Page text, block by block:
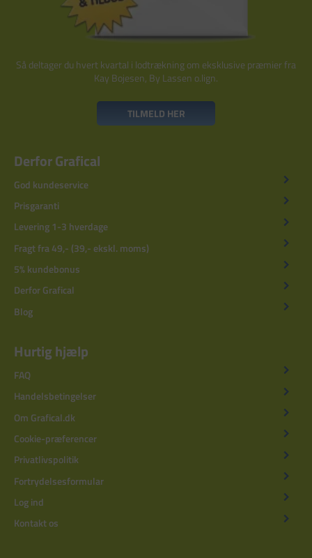
Så deltager du hvert kvartal i lodtrækning om eksklusive præmier fra
Kay Bojesen, By Lassen o.lign.
TILMELD HER
Derfor Grafical
God kundeservice
Prisgaranti
Levering 1-3 hverdage
Fragt fra 49,- (39,- ekskl. moms)
5% kundebonus
Derfor Grafical
Blog
Hurtig hjælp
FAQ
Handelsbetingelser
Om Grafical.dk
Cookie-præferencer
Privatlivspolitik
Fortrydelsesformular
Log ind
Kontakt os